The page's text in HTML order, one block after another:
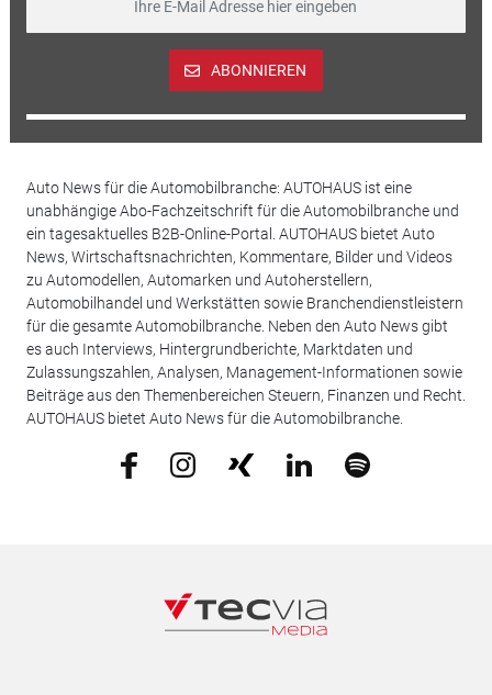
ABONNIEREN
Auto News für die Automobilbranche: AUTOHAUS ist eine
unabhängige Abo-Fachzeitschrift für die Automobilbranche und
ein tagesaktuelles B2B-Online-Portal. AUTOHAUS bietet Auto
News, Wirtschaftsnachrichten, Kommentare, Bilder und Videos
zu Automodellen, Automarken und Autoherstellern,
Automobilhandel und Werkstätten sowie Branchendienstleistern
für die gesamte Automobilbranche. Neben den Auto News gibt
es auch Interviews, Hintergrundberichte, Marktdaten und
Zulassungszahlen, Analysen, Management-Informationen sowie
Beiträge aus den Themenbereichen Steuern, Finanzen und Recht.
AUTOHAUS bietet Auto News für die Automobilbranche.